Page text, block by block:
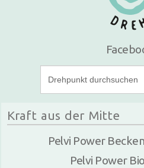
Kraft aus der Mitte
Pelvi Power
Pelvi Power